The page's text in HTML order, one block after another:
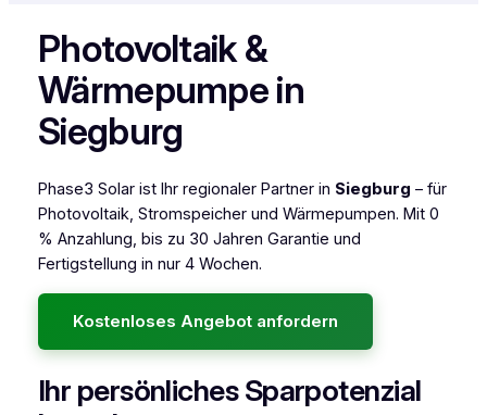
Photovoltaik &
Wärmepumpe in
Siegburg
Phase3 Solar ist Ihr regionaler Partner in Siegburg – für
Photovoltaik, Stromspeicher und Wärmepumpen. Mit 0
% Anzahlung, bis zu 30 Jahren Garantie und
Fertigstellung in nur 4 Wochen.
Kostenloses Angebot anfordern
Ihr persönliches Sparpotenzial